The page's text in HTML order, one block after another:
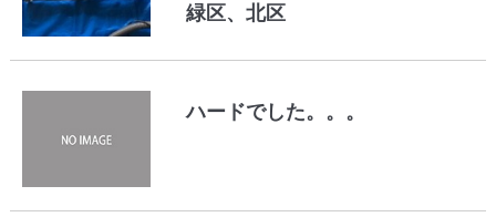
緑区、北区
ハードでした。。。